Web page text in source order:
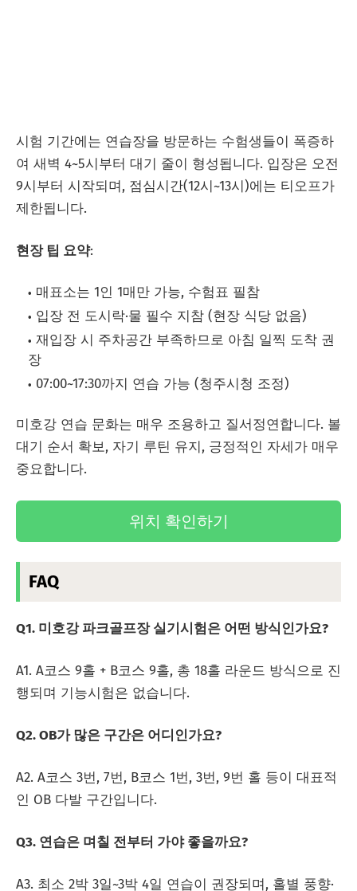
시험 기간에는 연습장을 방문하는 수험생들이 폭증하
여 새벽 4~5시부터 대기 줄이 형성됩니다. 입장은 오전
9시부터 시작되며, 점심시간(12시~13시)에는 티오프가
제한됩니다.
현장 팁 요약:
매표소는 1인 1매만 가능, 수험표 필참
입장 전 도시락·물 필수 지참 (현장 식당 없음)
재입장 시 주차공간 부족하므로 아침 일찍 도착 권
장
07:00~17:30까지 연습 가능 (청주시청 조정)
미호강 연습 문화는 매우 조용하고 질서정연합니다. 볼
대기 순서 확보, 자기 루틴 유지, 긍정적인 자세가 매우
중요합니다.
위치 확인하기
FAQ
Q1. 미호강 파크골프장 실기시험은 어떤 방식인가요?
A1. A코스 9홀 + B코스 9홀, 총 18홀 라운드 방식으로 진
행되며 기능시험은 없습니다.
Q2. OB가 많은 구간은 어디인가요?
A2. A코스 3번, 7번, B코스 1번, 3번, 9번 홀 등이 대표적
인 OB 다발 구간입니다.
Q3. 연습은 며칠 전부터 가야 좋을까요?
A3. 최소 2박 3일~3박 4일 연습이 권장되며, 홀별 풍향·